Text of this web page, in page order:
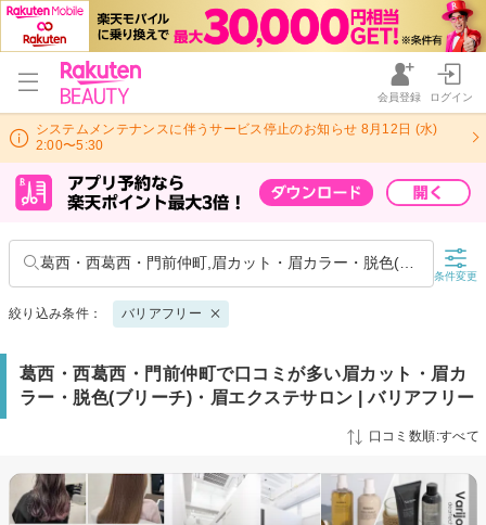
会員登録 ログイン
システムメンテナンスに伴うサービス停止のお知らせ 8月12日 (水)
2:00〜5:30
条件変更
絞り込み条件： バリアフリー
葛西・西葛西・門前仲町で口コミが多い眉カット・眉カ
ラー・脱色(ブリーチ)・眉エクステサロン | バリアフリー
口コミ数順:すべて